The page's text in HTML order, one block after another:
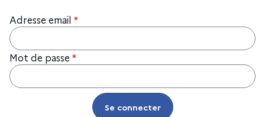
Adresse email *
Mot de passe *
Se connecter
Se connecter